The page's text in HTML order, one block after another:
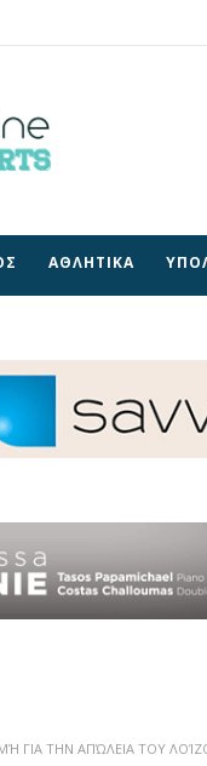
ΑΘΛΗΤΙΚΑ
ΓΙΑ ΤΗΝ ΑΠΏΛΕΙΑ ΤΟΥ